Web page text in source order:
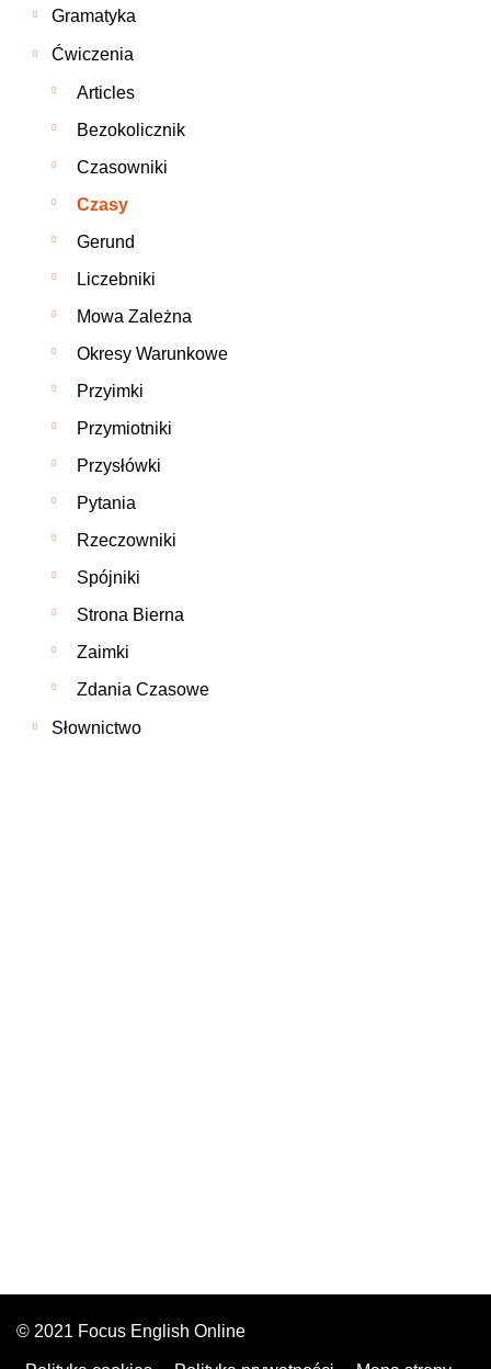
Gramatyka
Ćwiczenia
Articles
Bezokolicznik
Czasowniki
Czasy
Gerund
Liczebniki
Mowa Zależna
Okresy Warunkowe
Przyimki
Przymiotniki
Przysłówki
Pytania
Rzeczowniki
Spójniki
Strona Bierna
Zaimki
Zdania Czasowe
Słownictwo
© 2021 Focus English Online